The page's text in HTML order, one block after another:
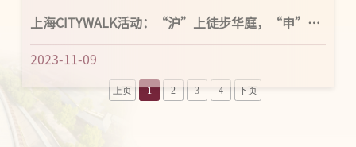
城市记忆
上页 1 2 3 4 下页